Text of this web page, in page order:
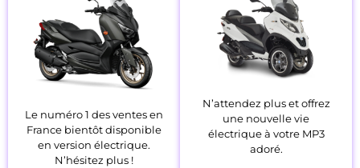
Le numéro 1 des ventes en
France bientôt disponible
en version électrique.
N’hésitez plus !
N’attendez plus et offrez
une nouvelle vie
électrique à votre MP3
adoré.